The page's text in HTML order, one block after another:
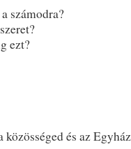
számodra?
ezt?
és az